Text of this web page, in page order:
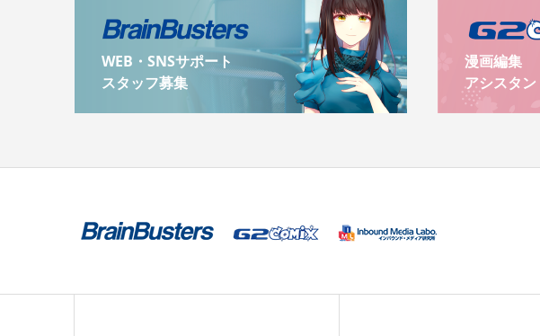
WEB・SNSサポート
スタッフ募集
漫画編集
アシスタ